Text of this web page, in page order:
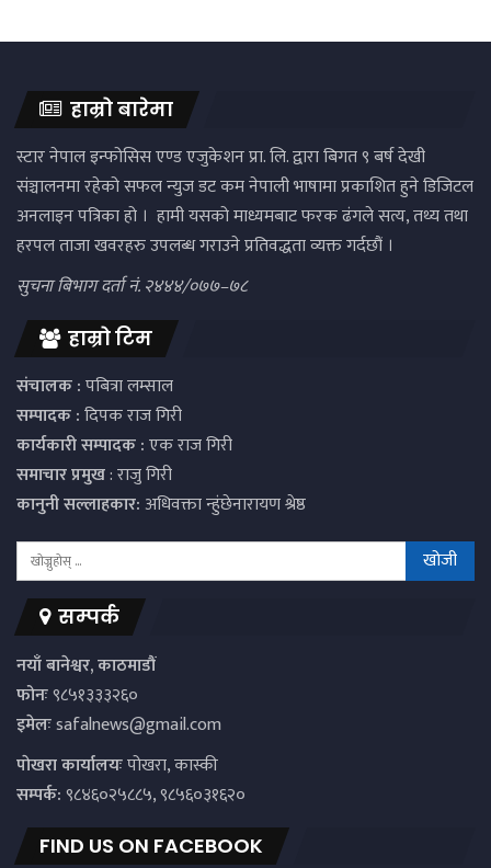
हाम्रो बारेमा
स्टार नेपाल इन्फोसिस एण्ड एजुकेशन प्रा. लि. द्वारा बिगत ९ बर्ष देखी
संञ्चालनमा रहेको सफल न्युज डट कम नेपाली भाषामा प्रकाशित हुने डिजिटल
अनलाइन पत्रिका हो । हामी यसको माध्यमबाट फरक ढंगले सत्य, तथ्य तथा
हरपल ताजा खवरहरु उपलब्ध गराउने प्रतिवद्धता व्यक्त गर्दछौं ।
सुचना बिभाग दर्ता नं. २४४४/०७७–७८
हाम्रो टिम
संचालक :पबित्रा लम्साल
सम्पादक :दिपक राज गिरी
कार्यकारी सम्पादक :एक राज गिरी
समाचार प्रमुख: राजु गिरी
कानुनी सल्लाहकार:अधिवक्ता न्हुंछेनारायण श्रेष्ठ
सम्पर्क
नयाँ बानेश्वर, काठमाडौं
फोनः९८५१३३३२६०
इमेलःsafalnews@gmail.com
पाेखरा कार्यालयःपोखरा, कास्की
सम्पर्क:९८४६०२५८८५, ९८५६०३१६२०
FIND US ON FACEBOOK